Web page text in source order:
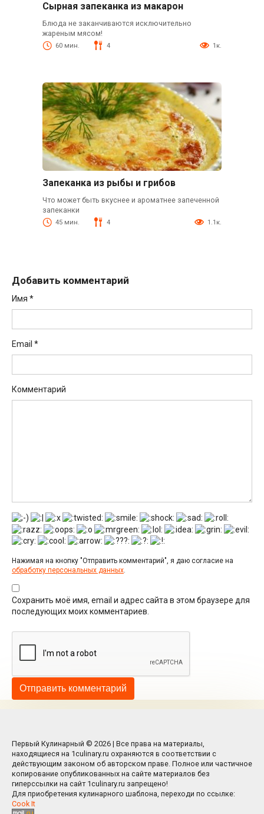
Сырная запеканка из макарон
Блюда не заканчиваются исключительно
жареным мясом!
60 мин. 4 1к.
Запеканка из рыбы и грибов
Что может быть вкуснее и ароматнее запеченной
запеканки
45 мин. 4 1.1к.
Добавить комментарий
Имя *
Email *
Комментарий
Нажимая на кнопку "Отправить комментарий", я даю согласие на
обработку персональных данных.
Сохранить моё имя, email и адрес сайта в этом браузере для
последующих моих комментариев.
Первый Кулинарный © 2026 | Все права на материалы,
находящиеся на 1culinary.ru охраняются в соответствии с
действующим законом об авторском праве. Полное или частичное
копирование опубликованных на сайте материалов без
гиперссылки на сайт 1culinary.ru запрещено!
Для приобретения кулинарного шаблона, переходи по ссылке:
Cook It